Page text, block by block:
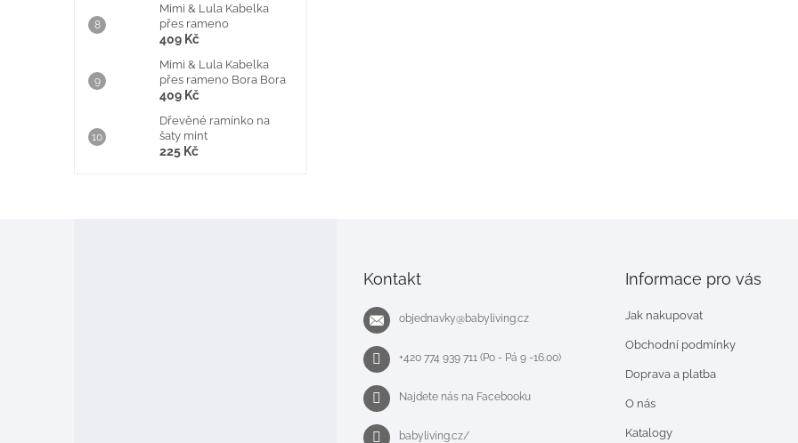
Mimi & Lula Kabelka
přes rameno
409 Kč
Mimi & Lula Kabelka
přes rameno Bora Bora
409 Kč
Dřevěné ramínko na
šaty mint
225 Kč
Kontakt
objednavky@babyliving.cz
+420 774 939 711 (Po - Pá 9 -16.00)
Najdete nás na Facebooku
babyliving.cz/
Informace pro vás
Jak nakupovat
Obchodní podmínky
Doprava a platba
O nás
Katalogy